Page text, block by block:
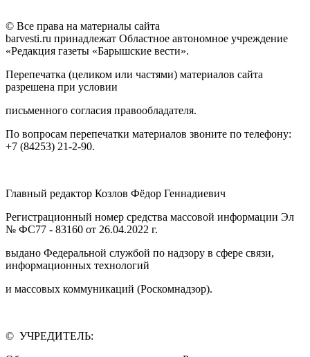
© Все права на материалы сайта
barvesti.ru принадлежат Областное автономное учреждение
«Редакция газеты «Барышские вести».
Перепечатка (целиком или частями) материалов сайта
разрешена при условии
письменного согласия правообладателя.
По вопросам перепечатки материалов звоните по телефону:
+7 (84253) 21-2-90.
Главный редактор Козлов Фёдор Геннадиевич
Регистрационный номер средства массовой информации Эл
№ ФС77 - 83160 от 26.04.2022 г.
выдано Федеральной службой по надзору в сфере связи,
информационных технологий
и массовых коммуникаций (Роскомнадзор).
© УЧРЕДИТЕЛЬ: